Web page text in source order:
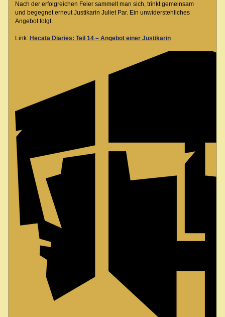
Nach der erfolgreichen Feier sammelt man sich, trinkt gemeinsam
und begegnet erneut Justikarin Juliet Par. Ein unwiderstehliches
Angebot folgt.
Link: Hecata Diaries: Teil 14 – Angebot einer Justikarin